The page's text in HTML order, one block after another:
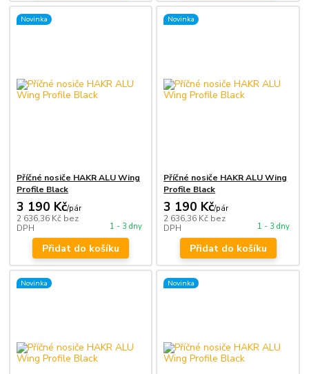
Novinka
Příčné nosiče HAKR ALU Wing
Profile Black
3 190 Kč/pár
2 636,36 Kč bez
DPH
1 - 3 dny
Přidat do košíku
Novinka
Příčné nosiče HAKR ALU Wing
Profile Black
3 190 Kč/pár
2 636,36 Kč bez
DPH
1 - 3 dny
Přidat do košíku
Novinka Novinka